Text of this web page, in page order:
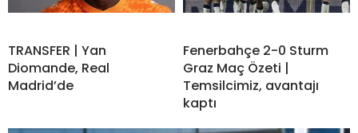
TRANSFER | Yan
Diomande, Real
Madrid’de
Fenerbahçe 2-0 Sturm
Graz Maç Özeti |
Temsilcimiz, avantajı
kaptı